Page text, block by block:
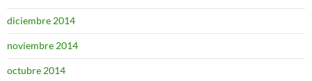
diciembre 2014
noviembre 2014
octubre 2014